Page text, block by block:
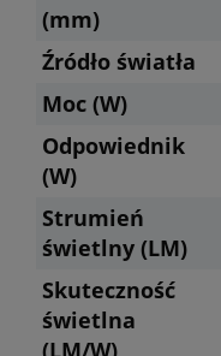
(mm)
Źródło światła
Moc (W)
Odpowiednik
(W)
Strumień
świetlny (LM)
Skuteczność
świetlna